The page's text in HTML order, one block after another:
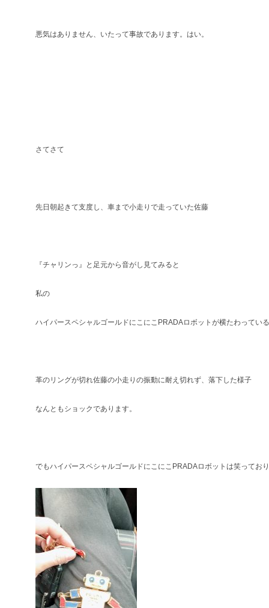
悪気はありません、いたって事故であります。はい。
さてさて
先日朝起きて支度し、車まで小走りで走っていた佐藤
『チャリンっ』と足元から音がし見てみると
私の
ハイパースペシャルゴールドにこにこPRADAロボットが横たわってい
革のリングが切れ佐藤の小走りの振動に耐え切れず、落下した様子
なんともショックであります。
でもハイパースペシャルゴールドにこにこPRADAロボットは笑ってお